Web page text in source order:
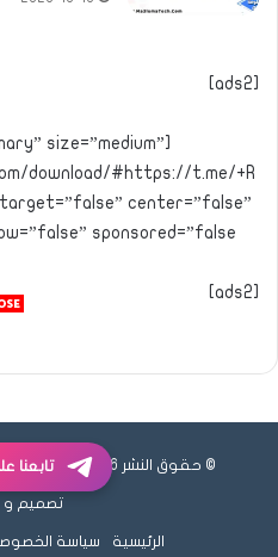
[ads2]
size=”medium”
download/#https://t.me/+R
target=”false” center=”false”
sponsored=”false”]Download[/button]
[ads2]
© حقوق النشر 2026، جميع الحقوق محفوظة |
تصميم و
الرئيسية سياسة
تابعنا